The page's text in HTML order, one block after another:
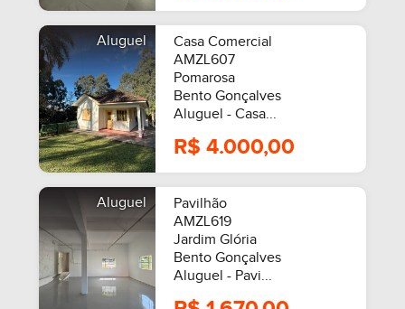
SEMIMOBILIADO
Aluguel
Casa Comercial
AMZL607
Pomarosa
Bento Gonçalves
Aluguel - Casa...
R$ 4.000,00
Aluguel
Pavilhão
AMZL619
Jardim Glória
Bento Gonçalves
Aluguel - Pavi...